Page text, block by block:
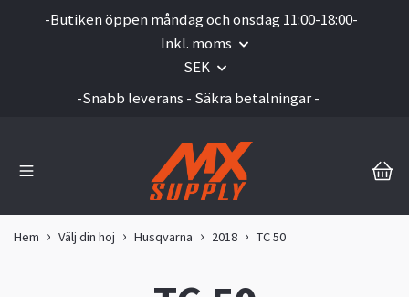
-Butiken öppen måndag och onsdag 11:00-18:00-
Inkl. moms
SEK
-Snabb leverans - Säkra betalningar -
Hem Välj din hoj Husqvarna 2018 TC 50